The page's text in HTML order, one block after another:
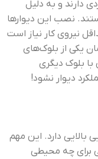
دارند و به دلیل
نصب این دیوارها
نیروی کار نیاز است
یکی از بلوک‌های
با بلوک دیگری
دیوار نشود!
بالایی دارد. این مهم
برای چه محیطی